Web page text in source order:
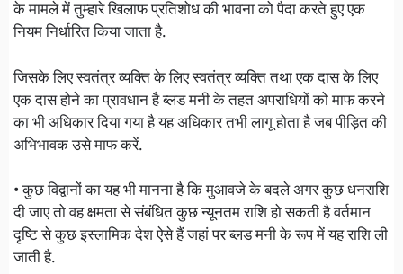
के मामले में तुम्हारे खिलाफ प्रतिशोध की भावना को पैदा करते हुए एक
नियम निर्धारित किया जाता है.
जिसके लिए स्वतंत्र व्यक्ति के लिए स्वतंत्र व्यक्ति तथा एक दास के लिए
एक दास होने का प्रावधान है ब्लड मनी के तहत अपराधियों को माफ करने
का भी अधिकार दिया गया है यह अधिकार तभी लागू होता है जब पीड़ित की
अभिभावक उसे माफ करें.
• कुछ विद्वानों का यह भी मानना है कि मुआवजे के बदले अगर कुछ धनराशि
दी जाए तो वह क्षमता से संबंधित कुछ न्यूनतम राशि हो सकती है वर्तमान
दृष्टि से कुछ इस्लामिक देश ऐसे हैं जहां पर ब्लड मनी के रूप में यह राशि ली
जाती है.